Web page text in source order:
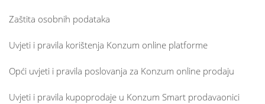
Zaštita osobnih podataka
Uvjeti i pravila korištenja Konzum online platforme
Opći uvjeti i pravila poslovanja za Konzum online prodaju
Uvjeti i pravila kupoprodaje u Konzum Smart prodavaonici